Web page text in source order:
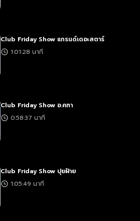
Club Friday Show แกรนด์เดอะสตาร์
1:01:28 นาที
Club Friday Show อ.คฑา
0:58:37 นาที
Club Friday Show ปุยฝ้าย
1:05:49 นาที